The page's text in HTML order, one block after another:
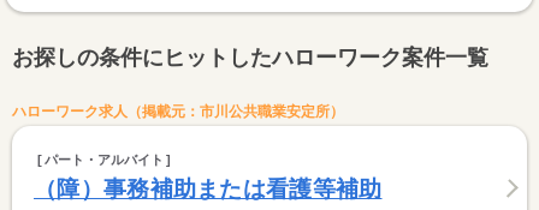
お探しの条件にヒットしたハローワーク案件一覧
ハローワーク求人（掲載元：市川公共職業安定所）
パート・アルバイト
（障）事務補助または看護等補助